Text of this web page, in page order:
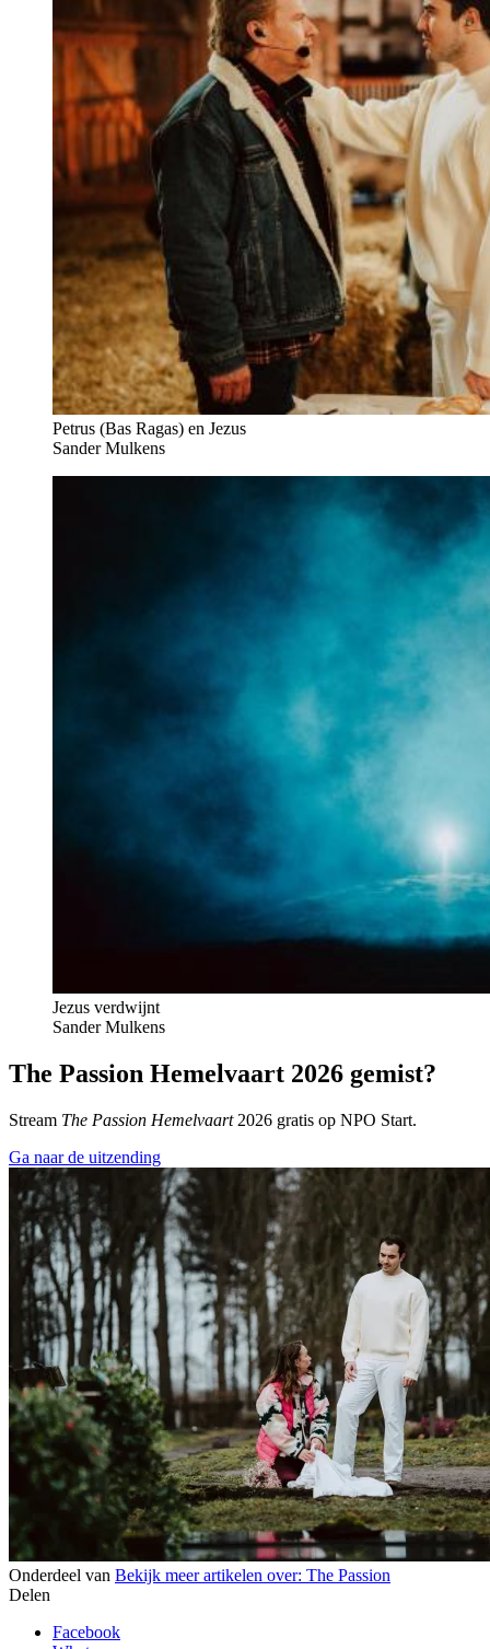
Petrus (Bas Ragas) en Jezus
Sander Mulkens
Jezus verdwijnt
Sander Mulkens
The Passion Hemelvaart 2026 gemist?
Stream The Passion Hemelvaart 2026 gratis op NPO Start.
Ga naar de uitzending
Onderdeel van Bekijk meer artikelen over: The Passion
Delen
Facebook